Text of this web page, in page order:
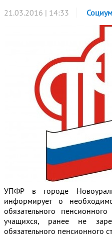
21.03.2016 | 14:33 Социум
УПФР в городе
информирует о
обязательного
учащихся, ранее не
обязательного пенсионного